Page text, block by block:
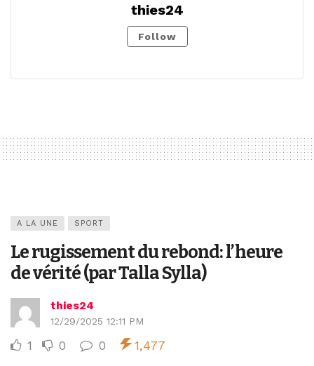
thies24
Follow
A LA UNE SPORT
Le rugissement du rebond: l’heure
de vérité (par Talla Sylla)
thies24
12/29/2025 12:11 PM
1 0 0 1,477